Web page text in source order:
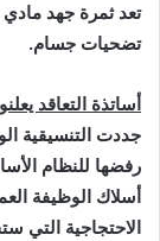
تعد ثمرة جهد مادي
تضحيات جسام.
أساتذة التعاقد
جددت التنسیقیة
رفضھا للنظام
أسلاك الوظیفة
الاحتجاجیة التي